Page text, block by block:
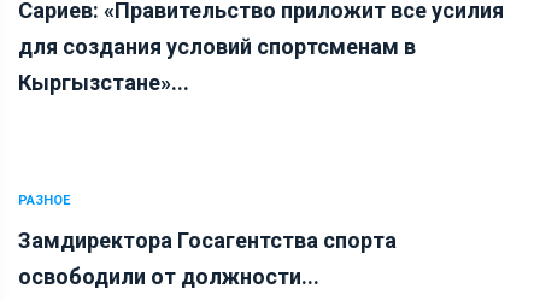
Сариев: «Правительство приложит все усилия
для создания условий спортсменам в
Кыргызстане»...
РАЗНОЕ
Замдиректора Госагентства спорта
освободили от должности...